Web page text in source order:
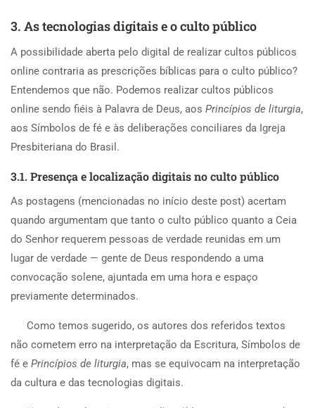
3. As tecnologias digitais e o culto público
A possibilidade aberta pelo digital de realizar cultos públicos
online contraria as prescrições bíblicas para o culto público?
Entendemos que não. Podemos realizar cultos públicos
online sendo fiéis à Palavra de Deus, aos Princípios de liturgia,
aos Símbolos de fé e às deliberações conciliares da Igreja
Presbiteriana do Brasil.
3.1. Presença e localização digitais no culto público
As postagens (mencionadas no início deste post) acertam
quando argumentam que tanto o culto público quanto a Ceia
do Senhor requerem pessoas de verdade reunidas em um
lugar de verdade — gente de Deus respondendo a uma
convocação solene, ajuntada em uma hora e espaço
previamente determinados.
Como temos sugerido, os autores dos referidos textos
não cometem erro na interpretação da Escritura, Símbolos de
fé e Princípios de liturgia, mas se equivocam na interpretação
da cultura e das tecnologias digitais.